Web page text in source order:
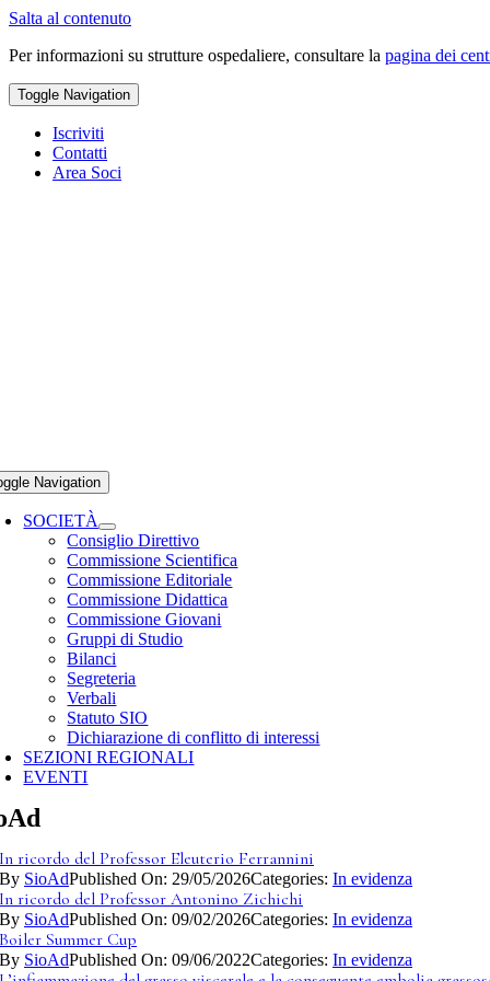
Salta al contenuto
Per informazioni su strutture ospedaliere, consultare la pagina dei
Toggle Navigation
Iscriviti
Contatti
Area Soci
Navigation
SOCIETÀ
Consiglio Direttivo
Commissione Scientifica
Commissione Editoriale
Commissione Didattica
Commissione Giovani
Gruppi di Studio
Bilanci
Segreteria
Verbali
Statuto SIO
Dichiarazione di conflitto di interessi
SEZIONI REGIONALI
EVENTI
In ricordo del Professor Eleuterio Ferrannini
By SioAdPublished On: 29/05/2026Categories: In evidenza
In ricordo del Professor Antonino Zichichi
By SioAdPublished On: 09/02/2026Categories: In evidenza
Boiler Summer Cup
By SioAdPublished On: 09/06/2022Categories: In evidenza